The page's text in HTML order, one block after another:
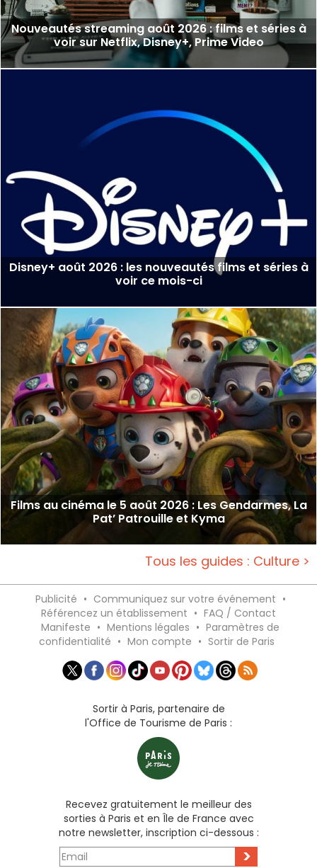
Nouveautés streaming août 2026 : films et séries à
voir sur Netflix, Disney+, Prime Video
Disney+ août 2026 : les nouveautés films et séries à
voir ce mois-ci
Films au cinéma le 5 août 2026 : Les Gendarmes, La
Pat’ Patrouille et Kyma
Tous les guides : Culture >
Publicité • Communiquez sur votre événement •
Référencez un établissement • FAQ / Contact
Manifeste • Mentions légales • Paramètres de
confidentialité • Mon compte • Sortir de Paris
Sortir à Paris, partenaire de
l'Office de Tourisme de Paris :
Recevez gratuitement le meilleur des
sorties à Paris et en Île de France avec
notre newsletter, inscription ci-dessous :
>